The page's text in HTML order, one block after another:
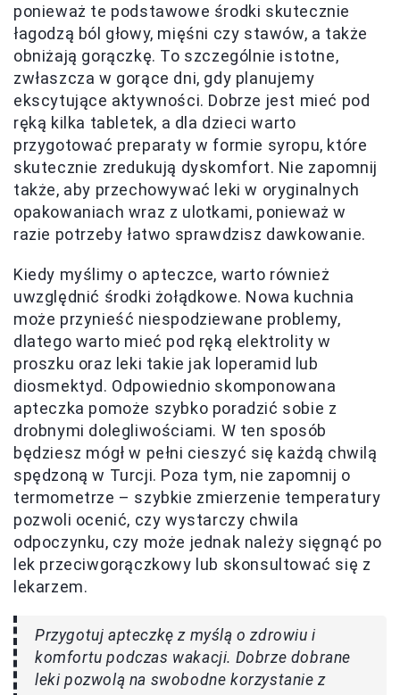
ponieważ te podstawowe środki skutecznie
łagodzą ból głowy, mięśni czy stawów, a także
obniżają gorączkę. To szczególnie istotne,
zwłaszcza w gorące dni, gdy planujemy
ekscytujące aktywności. Dobrze jest mieć pod
ręką kilka tabletek, a dla dzieci warto
przygotować preparaty w formie syropu, które
skutecznie zredukują dyskomfort. Nie zapomnij
także, aby przechowywać leki w oryginalnych
opakowaniach wraz z ulotkami, ponieważ w
razie potrzeby łatwo sprawdzisz dawkowanie.
Kiedy myślimy o apteczce, warto również
uwzględnić środki żołądkowe. Nowa kuchnia
może przynieść niespodziewane problemy,
dlatego warto mieć pod ręką elektrolity w
proszku oraz leki takie jak loperamid lub
diosmektyd. Odpowiednio skomponowana
apteczka pomoże szybko poradzić sobie z
drobnymi dolegliwościami. W ten sposób
będziesz mógł w pełni cieszyć się każdą chwilą
spędzoną w Turcji. Poza tym, nie zapomnij o
termometrze – szybkie zmierzenie temperatury
pozwoli ocenić, czy wystarczy chwila
odpoczynku, czy może jednak należy sięgnąć po
lek przeciwgorączkowy lub skonsultować się z
lekarzem.
Przygotuj apteczkę z myślą o zdrowiu i
komfortu podczas wakacji. Dobrze dobrane
leki pozwolą na swobodne korzystanie z